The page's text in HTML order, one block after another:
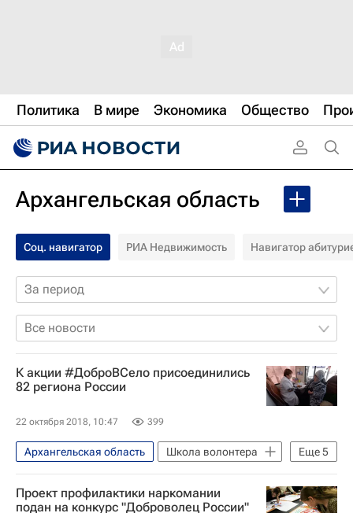
Политика В мире Экономика Общество
Архангельская область
Соц. навигатор РИА Недвижимость Навигатор
За период
Все новости
К акции #ДоброВСело присоединились
82 региона России
22 октября 2018, 10:47 399
Еще5
Архангельская область
Школа волонтера
Рязанская область
Удмуртская Республика (Удмуртия)
Проект профилактики наркомании
подан на конкурс "Доброволец России"